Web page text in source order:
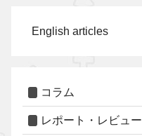
English articles
コラム
レポート・レビュー